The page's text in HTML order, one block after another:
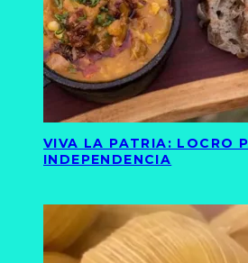
VIVA LA PATRIA: LOCRO
INDEPENDENCIA